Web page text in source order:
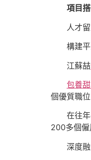
項目
人才
構建
江蘇喆
包養
個優質職
在往
200多個僱
深度